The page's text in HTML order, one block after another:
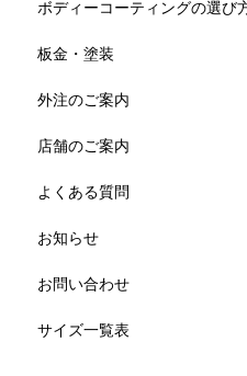
ボディーコーティングの選び
板金・塗装
外注のご案内
店舗のご案内
よくある質問
お知らせ
お問い合わせ
サイズ一覧表